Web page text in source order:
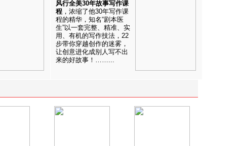
风行全美30年故事写作课
程 ，浓缩了他30年写作课
程的精华，知名“剧本医
生”以一套完整、精准、实
用、有机的写作技法，22
步带你穿越创作的迷雾，
让创意进化成别人写不出
来的好故事！……...